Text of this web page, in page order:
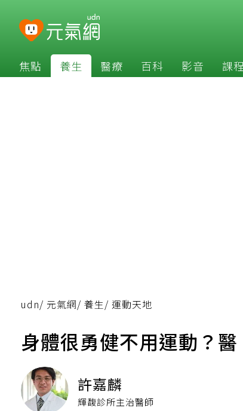
焦點 養生 醫療 百科 影音 課程
udn/ 元氣網/ 養生/ 運動天地
身體很勇健不用運動？
許嘉麟
輝馥診所主治醫師